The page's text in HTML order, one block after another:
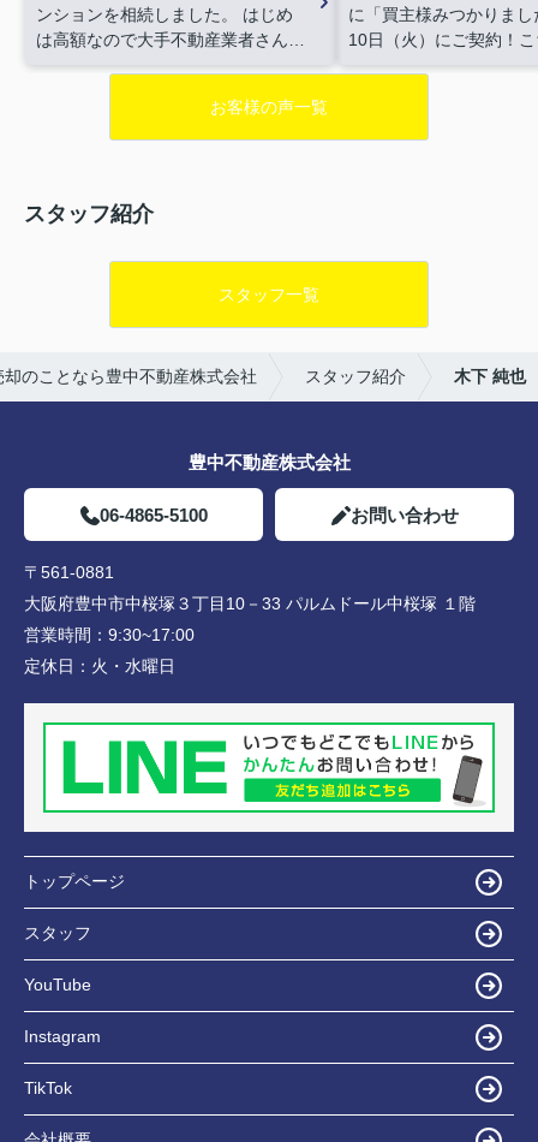
ンションを相続しました。
はじめ
は高額なので大手不動産業者さんに
れを変えたのは木下さんからの1通
のお手紙。豊中の自宅を売却して
がありませんでした。
そこから一気に流れが変わり
いい買主様をみつけていただきご契
に「買主様みつかりまし
10日（火）にご契約！
した。引渡しまでもよ
お客様の声一覧
スタッフ紹介
スタッフ一覧
のことなら豊中不動産株式会社 スタッフ紹介 木下 純也
豊中不動産株式会社
06-4865-5100 お問い合わせ
〒561-0881
大阪府豊中市中桜塚３丁目10－33 パルムドール中桜塚 １階
営業時間： 9:30~17:00
定休日： 火・水曜日
トップページ
スタッフ
YouTube
Instagram
TikTok